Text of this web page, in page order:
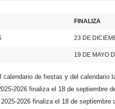
FINALIZA
23 DE
19 DE MAYO
de fiestas y del calendario
2026 finaliza el 18 de septiembre
2026 finaliza el 18 de septiembre